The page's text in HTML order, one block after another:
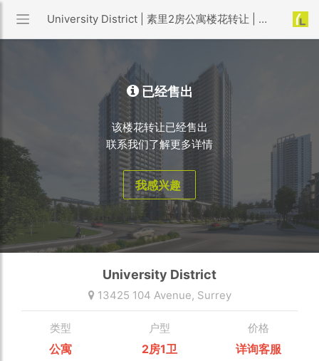
University District | 素里2房公寓楼花转让 | 优利搜房
已经售出
该楼花转让已经售出
联系我们了解更多详情
我感兴趣
University District
13425 104 Avenue, Surrey
类型
公寓
户型
2房1卫
价格
详询客服